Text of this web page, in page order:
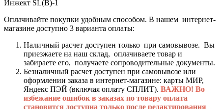
Инжект SL(B)-1
Оплачивайте покупки удобным способом. В нашем интернет-
магазине доступно 3 варианта оплаты:
Наличный расчет доступен только при самовывозе. Вы
приезжаете на наш склад, оплачиваете товар и
забираете его, получаете сопроводительные документы.
Безналичный расчет доступен при самовывозе или
оформлении заказа в интернет-магазине: карты МИР,
Яндекс ПЭЙ (включая оплату СПЛИТ). ВАЖНО! Во
избежание ошибок в заказах по товару оплата
становится доступна только после редактирования